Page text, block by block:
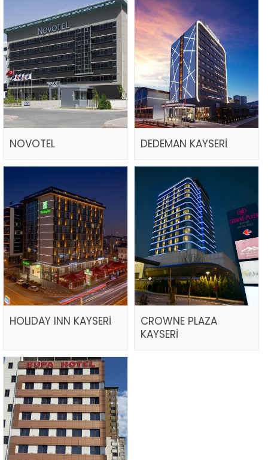
NOVOTEL DEDEMAN KAYSERİ
HOLIDAY INN KAYSERİ
CROWNE PLAZA
KAYSERİ